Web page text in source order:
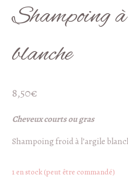
Shampoing
blanche
8,50€
Cheveux courts ou gras
Shampoing froid à l’argile
1 en stock (peut être commandé)